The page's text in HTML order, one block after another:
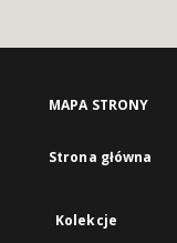
MAPA STRONY
Strona główna
Kolekcje